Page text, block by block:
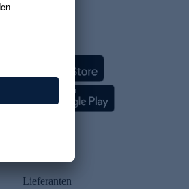
Lieferanten